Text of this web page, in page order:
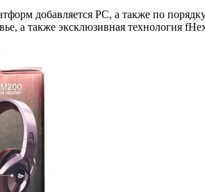
добавляется PC, а также по
а также эксклюзивная технология